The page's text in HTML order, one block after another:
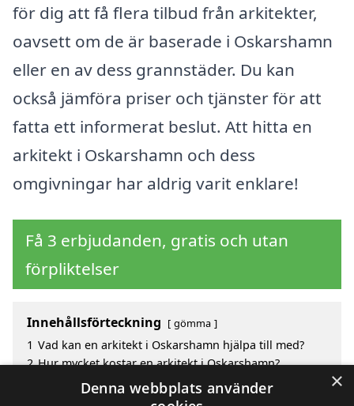
för dig att få flera tilbud från arkitekter,
oavsett om de är baserade i Oskarshamn
eller en av dess grannstäder. Du kan
också jämföra priser och tjänster för att
fatta ett informerat beslut. Att hitta en
arkitekt i Oskarshamn och dess
omgivningar har aldrig varit enklare!
Få 3 erbjudanden, gratis och utan
förpliktelser
Innehållsförteckning gömma
1 Vad kan en arkitekt i Oskarshamn hjälpa till med?
2 Hur mycket kostar en arkitekt i Oskarshamn?
Fördelar med att välja arkitekt i Oskarshamn
Sök efter en skicklig arkitekt i de omgivande städerna
×
Denna webbplats använder